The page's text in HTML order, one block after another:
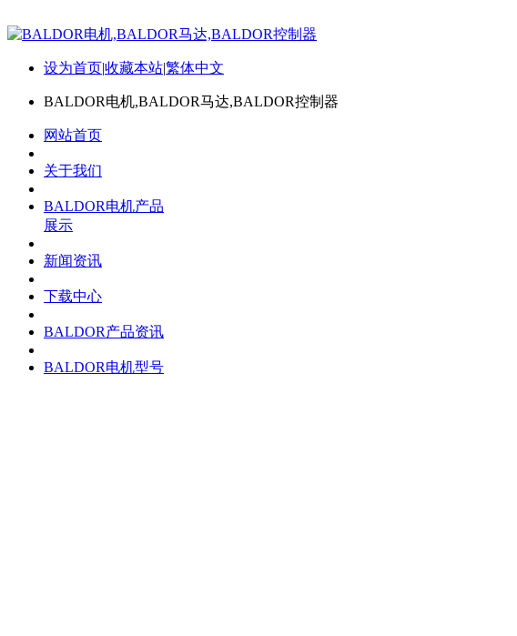
设为首页|收藏本站|繁体中文
BALDOR电机,BALDOR马达,BALDOR控制器
网站首页
关于我们
BALDOR电机产品
展示
新闻资讯
下载中心
BALDOR产品资讯
BALDOR电机型号